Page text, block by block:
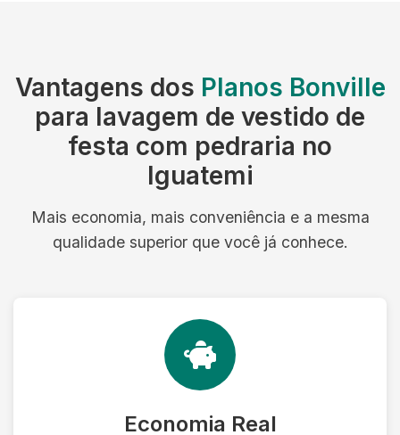
Vantagens dos Planos Bonville
para lavagem de vestido de
festa com pedraria no
Iguatemi
Mais economia, mais conveniência e a mesma
qualidade superior que você já conhece.
Economia Real